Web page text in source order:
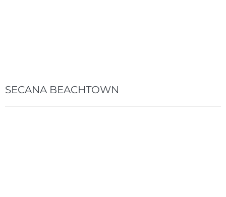
SECANA BEACHTOWN